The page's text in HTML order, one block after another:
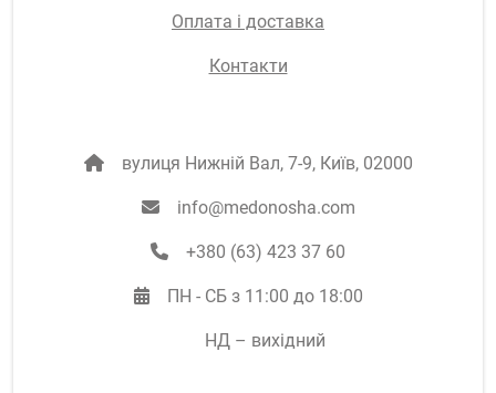
Оплата і доставка
Контакти
вулиця Нижній Вал, 7-9, Київ, 02000
info@medonosha.com
‭+380 (63) 423 37 60‬
ПН - СБ з 11:00 до 18:00
НД – вихідний